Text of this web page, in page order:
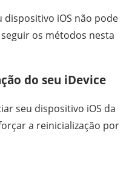
iOS não pode
os métodos nesta
do seu iDevice
seu dispositivo iOS da
a reinicialização por